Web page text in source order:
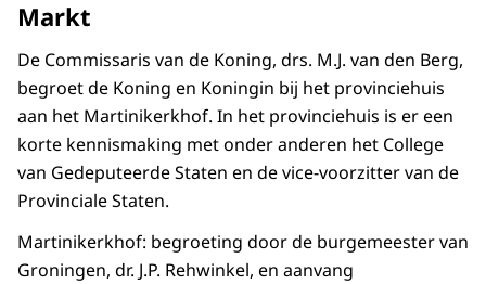
Markt
De Commissaris van de Koning, drs. M.J. van den Berg,
begroet de Koning en Koningin bij het provinciehuis
aan het Martinikerkhof. In het provinciehuis is er een
korte kennismaking met onder anderen het College
van Gedeputeerde Staten en de vice-voorzitter van de
Provinciale Staten.
Martinikerkhof: begroeting door de burgemeester van
Groningen, dr. J.P. Rehwinkel, en aanvang